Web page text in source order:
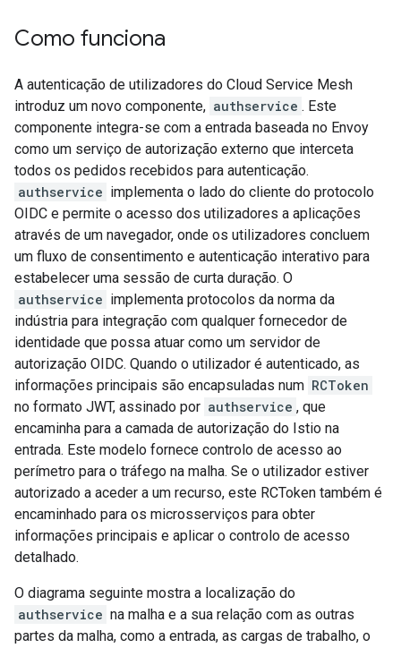
Como funciona
A autenticação de utilizadores do Cloud Service Mesh
introduz um novo componente, authservice . Este
componente integra-se com a entrada baseada no Envoy
como um serviço de autorização externo que interceta
todos os pedidos recebidos para autenticação.
authservice implementa o lado do cliente do protocolo
OIDC e permite o acesso dos utilizadores a aplicações
através de um navegador, onde os utilizadores concluem
um fluxo de consentimento e autenticação interativo para
estabelecer uma sessão de curta duração. O
authservice implementa protocolos da norma da
indústria para integração com qualquer fornecedor de
identidade que possa atuar como um servidor de
autorização OIDC. Quando o utilizador é autenticado, as
informações principais são encapsuladas num RCToken
no formato JWT, assinado por authservice , que
encaminha para a camada de autorização do Istio na
entrada. Este modelo fornece controlo de acesso ao
perímetro para o tráfego na malha. Se o utilizador estiver
autorizado a aceder a um recurso, este RCToken também é
encaminhado para os microsserviços para obter
informações principais e aplicar o controlo de acesso
detalhado.
O diagrama seguinte mostra a localização do
authservice na malha e a sua relação com as outras
partes da malha, como a entrada, as cargas de trabalho, o